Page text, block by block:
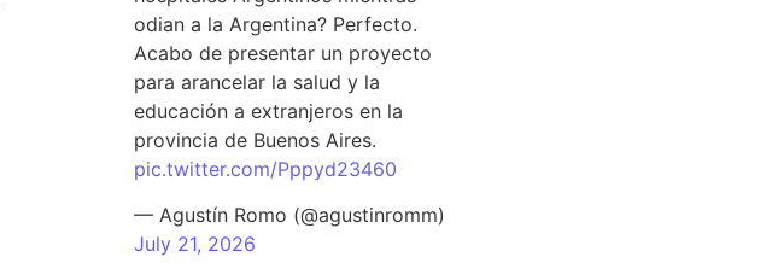
odian a la Argentina? Perfecto.
Acabo de presentar un proyecto
para arancelar la salud y la
educación a extranjeros en la
provincia de Buenos Aires.
pic.twitter.com/Pppyd23460
— Agustín Romo (@agustinromm)
July 21, 2026